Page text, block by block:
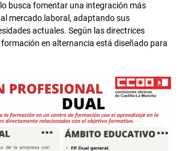
busca fomentar una integración más
mercado laboral, adaptando sus
actuales. Según las directrices
en alternancia está diseñado para